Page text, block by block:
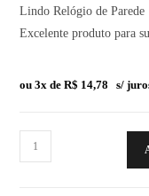
Lindo Relógio de Parede
Excelente produto para
ou 3x deR$ 14,78 s/